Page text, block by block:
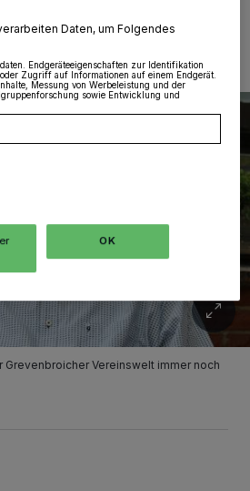
Grevenbroicher Vereinswelt immer noch
Daten, um Folgendes
Endgeräteeigenschaften zur Identifikation
Zugriff auf Informationen auf einem Endgerät.
Messung von Werbeleistung und der
sowie Entwicklung und
OK